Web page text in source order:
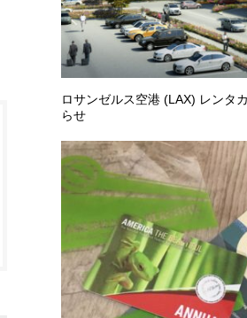
ロサンゼルス空港 (LAX) レンタ
らせ